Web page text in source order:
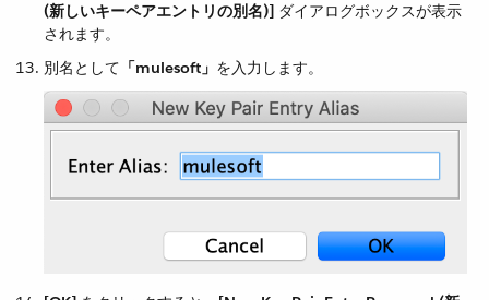
(新しいキーペアエントリの別名)] ​ ダイアログボックスが表示
されます。
別名として​ 「mulesoft」 ​を入力します。